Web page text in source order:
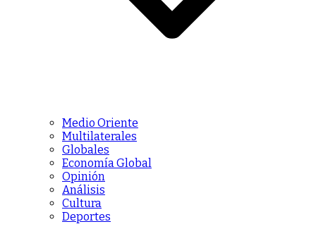
Medio Oriente
Multilaterales
Globales
Economía Global
Opinión
Análisis
Cultura
Deportes